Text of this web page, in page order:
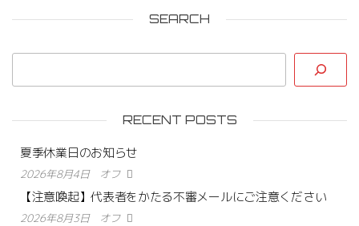
SEARCH
RECENT POSTS
夏季休業日のお知らせ
2026年8月4日 オフ
【注意喚起】代表者をかたる不審メールにご注意ください
2026年8月3日 オフ